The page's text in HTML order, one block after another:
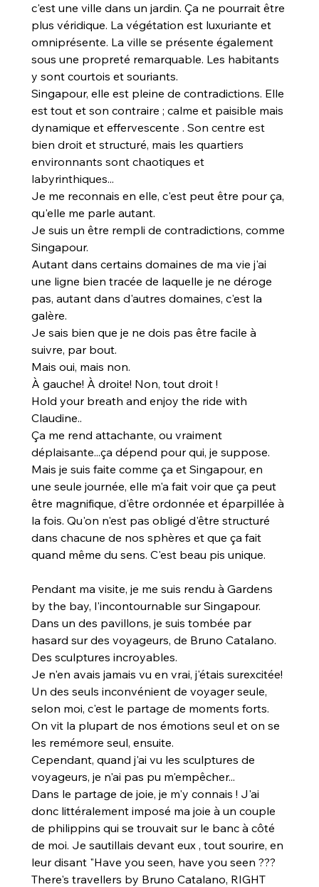
c'est une ville dans un jardin. Ça ne pourrait être
plus véridique. La végétation est luxuriante et
omniprésente. La ville se présente également
sous une propreté remarquable. Les habitants
y sont courtois et souriants.
Singapour, elle est pleine de contradictions. Elle
est tout et son contraire ; calme et paisible mais
dynamique et effervescente . Son centre est
bien droit et structuré, mais les quartiers
environnants sont chaotiques et
labyrinthiques...
Je me reconnais en elle, c'est peut être pour ça,
qu'elle me parle autant.
Je suis un être rempli de contradictions, comme
Singapour.
Autant dans certains domaines de ma vie j'ai
une ligne bien tracée de laquelle je ne déroge
pas, autant dans d'autres domaines, c'est la
galère.
Je sais bien que je ne dois pas être facile à
suivre, par bout.
Mais oui, mais non.
À gauche! À droite! Non, tout droit !
Hold your breath and enjoy the ride with
Claudine..
Ça me rend attachante, ou vraiment
déplaisante...ça dépend pour qui, je suppose.
Mais je suis faite comme ça et Singapour, en
une seule journée, elle m'a fait voir que ça peut
être magnifique, d'être ordonnée et éparpillée à
la fois. Qu'on n'est pas obligé d'être structuré
dans chacune de nos sphères et que ça fait
quand même du sens. C'est beau pis unique.
Pendant ma visite, je me suis rendu à Gardens
by the bay, l'incontournable sur Singapour.
Dans un des pavillons, je suis tombée par
hasard sur des voyageurs, de Bruno Catalano.
Des sculptures incroyables.
Je n'en avais jamais vu en vrai, j'étais surexcitée!
Un des seuls inconvénient de voyager seule,
selon moi, c'est le partage de moments forts.
On vit la plupart de nos émotions seul et on se
les remémore seul, ensuite.
Cependant, quand j'ai vu les sculptures de
voyageurs, je n'ai pas pu m'empêcher...
Dans le partage de joie, je m'y connais ! J'ai
donc littéralement imposé ma joie à un couple
de philippins qui se trouvait sur le banc à côté
de moi. Je sautillais devant eux , tout sourire, en
leur disant "Have you seen, have you seen ???
There's travellers by Bruno Catalano, RIGHT